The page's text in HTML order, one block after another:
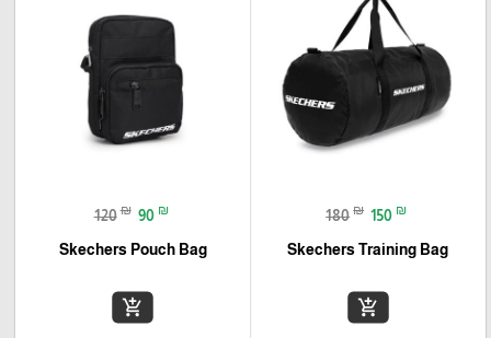
180 ₪ 150 ₪
Skechers Training Bag
add_shopping_cart
120 ₪ 90 ₪
Skechers Pouch Bag
add_shopping_cart